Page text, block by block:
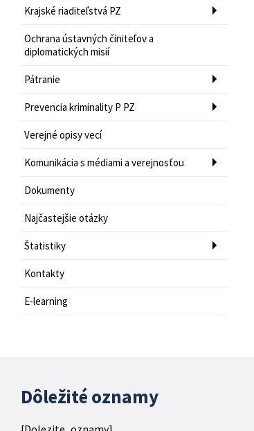
Krajské riaditeľstvá PZ
Ochrana ústavných činiteľov a
diplomatických misií
Pátranie
Prevencia kriminality P PZ
Verejné opisy vecí
Komunikácia s médiami a verejnosťou
Dokumenty
Najčastejšie otázky
Štatistiky
Kontakty
E-learning
Dôležité oznamy